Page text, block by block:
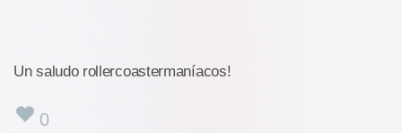
Un saludo rollercoastermaníacos!
0